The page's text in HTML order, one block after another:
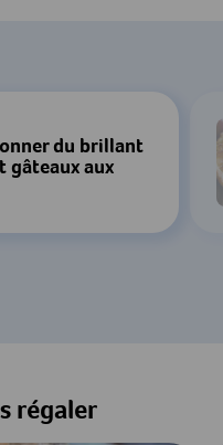
des données
Pour plus de
du brillant
gâteaux aux
régaler